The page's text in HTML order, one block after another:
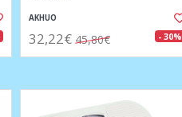
AKHUO
32,22€ 45,80€ - 30%